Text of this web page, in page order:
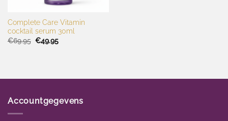
Complete Care Vitamin
cocktail serum 30ml
€69.95 Oorspronkelijke
prijs
€49.95Huidige
prijs
Accountgegevens